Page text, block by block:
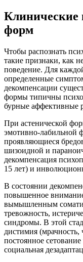
Клинические
форм
Чтобы распознать
такие признаки, как
поведение. Для
определенные
декомпенсации
формы типичны
бурные аффективные
При астенической
эмотивно-лабильной
проявляющиеся
шизоидной и
декомпенсация
15 лет) и
В состоянии
повышенное
вымышленным
тревожность,
синдромы. В этой
дистимия
постоянное
социальная